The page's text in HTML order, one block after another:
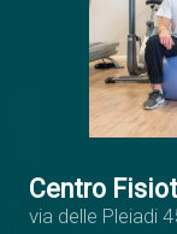
Centro
via delle Pleiadi